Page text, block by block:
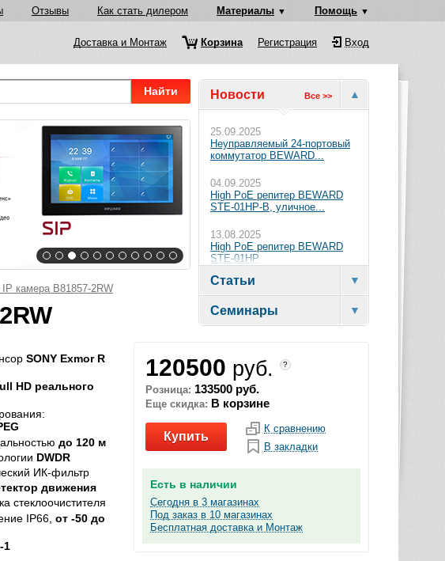
Отзывы Как стать дилером Материалы Помощь
Доставка и Монтаж Корзина Регистрация Вход
Новости Все >>
25.09.2025
Неуправляемый 24-портовый
коммутатор BEWARD...
04.09.2025
High PoE репитер BEWARD
STE-01HP-B, уличное...
13.08.2025
High PoE репитер BEWARD
STE-01HP
Статьи
Семинары
Найти
IP камера B81857-2RW
120500 руб. ?
Розница: 133500 руб.
Еще скидка: В корзине
Купить
К сравнению
В закладки
Есть в наличии
Сегодня в 3 магазинах
Под заказ в 10 магазинах
Бесплатная доставка и Монтаж
SONY Exmor R
HD реального
до 120 м
DWDR
ИК-фильтр
движения
стеклоочистителя
IP66, от -50 до
1